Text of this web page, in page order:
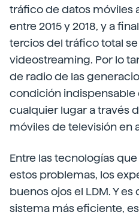
tráfico de datos móviles
entre 2015 y 2018, y a
tercios del tráfico total
videostreaming. Por lo
de radio de las
condición indispensable
cualquier lugar a través
móviles de televisión en
Entre las tecnologías
estos problemas, los
buenos ojos el LDM. Y
sistema más eficiente,